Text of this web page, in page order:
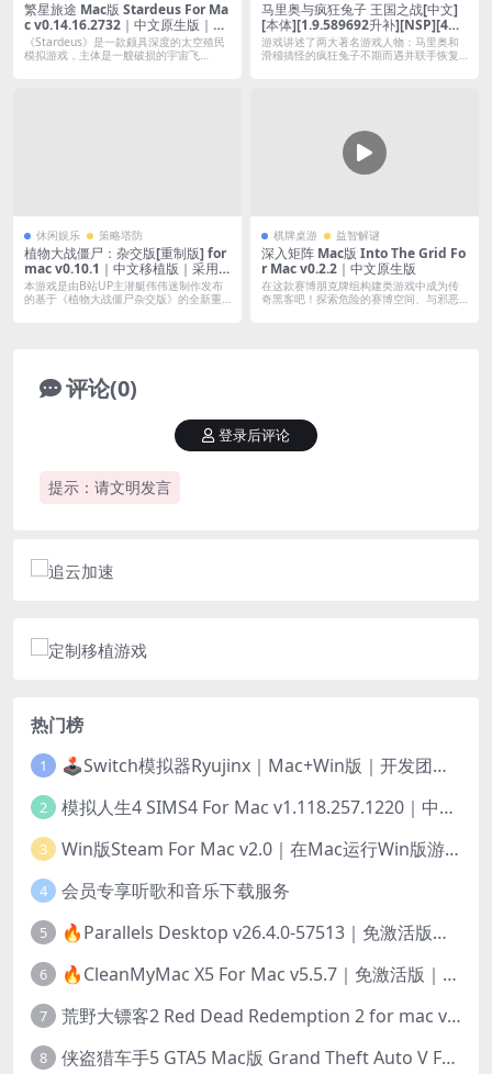
繁星旅途 Mac版 Stardeus For Ma
c v0.14.16.2732｜中文原生版｜有
深度的太空殖民模拟游戏
《Stardeus》是一款颇具深度的太空殖民
模拟游戏，主体是一艘破损的宇宙飞
马里奥与疯狂兔子 王国之战[中文]
[本体][1.9.589692升补][NSP][4DL
C][金手指]
游戏讲述了两大著名游戏人物：马里奥和
滑稽搞怪的疯狂兔子不期而遇并联手恢复
休闲娱乐 策略塔防
植物大战僵尸：杂交版[重制版] for
mac v0.10.1｜中文移植版｜采用
全新游戏引擎重制，为玩家带来 更
加精致的游戏体验
本游戏是由B站UP主潜艇伟伟迷制作发布
的基于《植物大战僵尸杂交版》的全新重
棋牌桌游 益智解谜
深入矩阵 Mac版 Into The Grid Fo
r Mac v0.2.2｜中文原生版
在这款赛博朋克牌组构建类游戏中成为传
奇黑客吧！探索危险的赛博空间、与邪恶
评论(0)
提示：请文明发言
登录后评论
热门榜
1 🕹️Switch模拟器Ryujinx｜Mac+Win版｜开发团队已解散此乃最后的绝唱版本
2 模拟人生4 SIMS4 For Mac v1.118.257.1220｜中文原生版｜无限金币｜全100DLC
3 Win版Steam For Mac v2.0｜在Mac运行Win版游戏！｜升级GPTK4.0支持！
4 会员专享听歌和音乐下载服务
5 🔥Parallels Desktop v26.4.0-57513｜免激活版｜在Mac上安装Windows/Linux等系统[赠Windows激活]
6 🔥CleanMyMac X5 For Mac v5.5.7｜免激活版｜macOS系统优化/清理神器
7 荒野大镖客2 Red Dead Redemption 2 for mac v1436.28｜中文移植版｜最好玩的开放世界游戏
8 侠盗猎车手5 GTA5 Mac版 Grand Theft Auto V For Mac｜中文破解版